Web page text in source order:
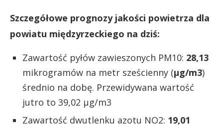
Szczegółowe prognozy jakości powietrza dla
powiatu międzyrzeckiego na dziś:
Zawartość pyłów zawieszonych PM10: 28,13
mikrogramów na metr sześcienny (µg/m3)
średnio na dobę. Przewidywana wartość
jutro to 39,02 µg/m3
Zawartość dwutlenku azotu NO2: 19,01